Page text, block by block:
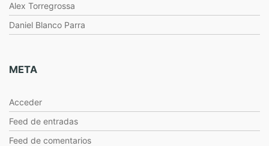
Alex Torregrossa
Daniel Blanco Parra
META
Acceder
Feed de entradas
Feed de comentarios